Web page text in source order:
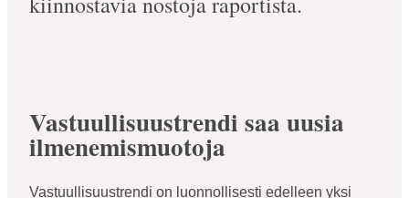
Vastuullisuustrendi saa uusia
ilmenemismuotoja
Vastuullisuustrendi on luonnollisesti edelleen yksi